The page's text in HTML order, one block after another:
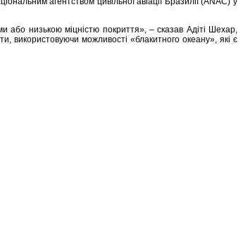
або низькою міцністю покриття», – сказав Адіті Шехар,
використовуючи можливості «блакитного океану», які є